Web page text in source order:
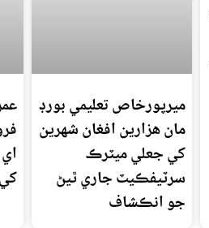
ميرپورخاص تعليمي بورڊ
مان هزارين افغان شهرين
کي جعلي ميٽرڪ
سرٽيفڪيٽ جاري ٿيڻ
جو انڪشاف